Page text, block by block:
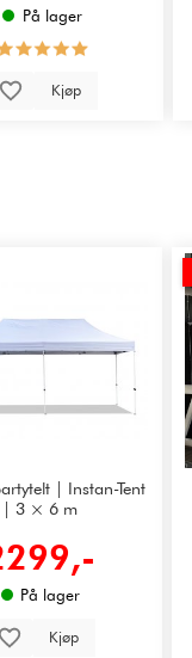
På lager
Kjøp
| Instan-Tent
| 3 × 6 m
På lager
Kjøp